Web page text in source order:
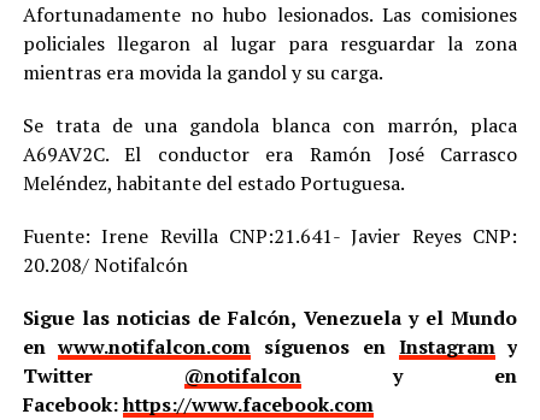
Afortunadamente no hubo lesionados. Las comisiones
policiales llegaron al lugar para resguardar la zona
mientras era movida la gandol y su carga.
Se trata de una gandola blanca con marrón, placa
A69AV2C. El conductor era Ramón José Carrasco
Meléndez, habitante del estado Portuguesa.
Fuente: Irene Revilla CNP:21.641- Javier Reyes CNP:
20.208/ Notifalcón
Sigue las noticias de Falcón, Venezuela y el Mundo
enwww.notifalcon.com síguenos en Instagramy
Twitter @notifalcony en
Facebook:https://www.facebook.com